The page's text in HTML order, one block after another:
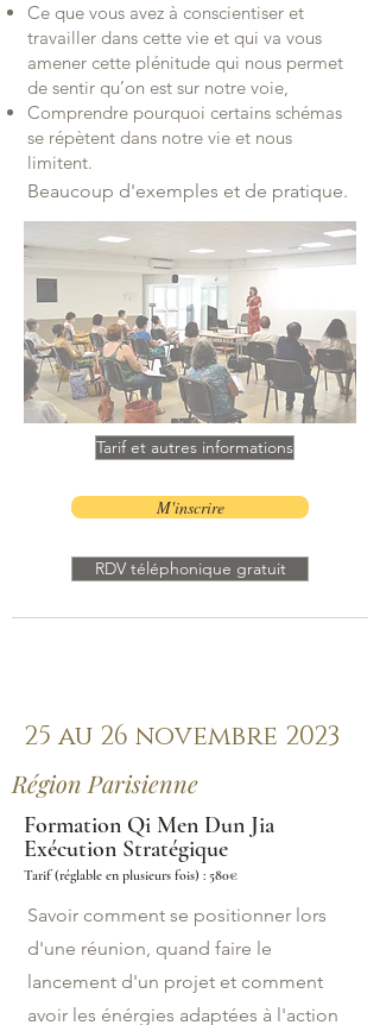
Ce que vous avez à conscientiser et
travailler dans cette vie et qui va vous
amener cette plénitude qui nous permet
de sentir qu’on est sur notre voie,
Comprendre pourquoi certains schémas
se répètent dans notre vie et nous
limitent.
Beaucoup d'exemples et de pratique.
Tarif et autres informations
M'inscrire
RDV téléphonique gratuit
25 au 26 novembre 2023
Région Parisienne
Formation Qi Men Dun Jia
Exécution Stratégique
Tarif (réglable en plusieurs fois) : 580€
Savoir comment se positionner lors
d'une réunion, quand faire le
lancement d'un projet et comment
avoir les énérgies adaptées à l'action